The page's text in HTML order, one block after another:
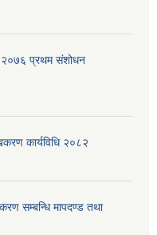
२०७६ प्रथम संशोधन
कार्यविधि २०८२
सम्बन्धि मापदण्ड तथा